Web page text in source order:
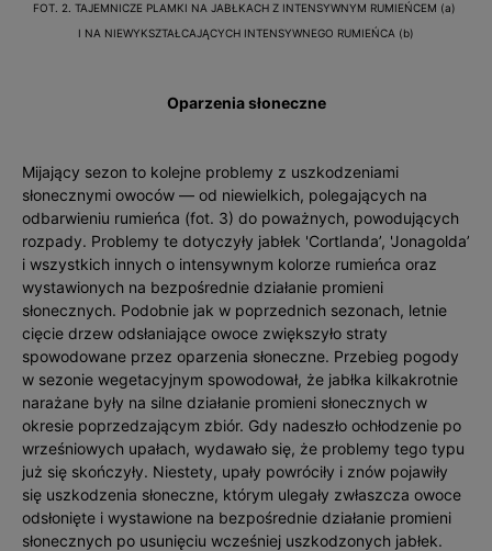
FOT. 2. TAJEMNICZE PLAMKI NA JABŁKACH Z INTENSYWNYM RUMIEŃCEM (a)
I NA NIEWYKSZTAŁCAJĄCYCH INTENSYWNEGO RUMIEŃCA (b)
Oparzenia słoneczne
Mijający sezon to kolejne problemy z uszkodzeniami
słonecznymi owoców — od niewielkich, polegających na
odbarwieniu rumieńca (fot. 3) do poważnych, powodujących
rozpady. Problemy te dotyczyły jabłek 'Cortlanda’, 'Jonagolda’
i wszystkich innych o intensywnym kolorze rumieńca oraz
wystawionych na bezpośrednie działanie promieni
słonecznych. Podobnie jak w poprzednich sezonach, letnie
cięcie drzew odsłaniające owoce zwiększyło straty
spowodowane przez oparzenia słoneczne. Przebieg pogody
w sezonie wegetacyjnym spowodował, że jabłka kilkakrotnie
narażane były na silne działanie promieni słonecznych w
okresie poprzedzającym zbiór. Gdy nadeszło ochłodzenie po
wrześniowych upałach, wydawało się, że problemy tego typu
już się skończyły. Niestety, upały powróciły i znów pojawiły
się uszkodzenia słoneczne, którym ulegały zwłaszcza owoce
odsłonięte i wystawione na bezpośrednie działanie promieni
słonecznych po usunięciu wcześniej uszkodzonych jabłek.